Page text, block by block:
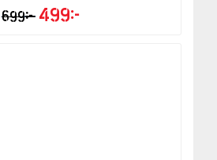
699kr 499kr